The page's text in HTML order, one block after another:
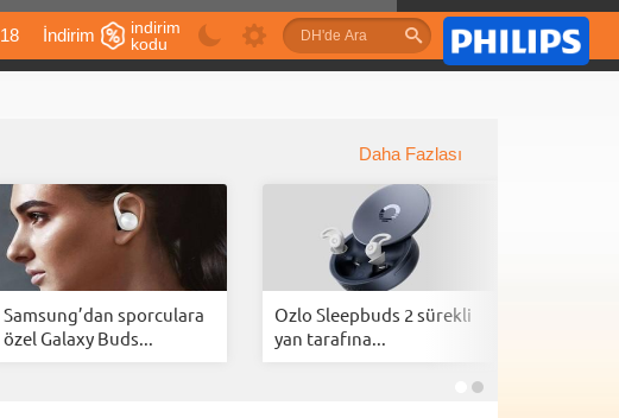
18 İndirim
indirim
kodu
Daha Fazlası
Samsung’dan sporculara
özel Galaxy Buds...
Ozlo Sleepbuds 2 sürekli
yan tarafına...